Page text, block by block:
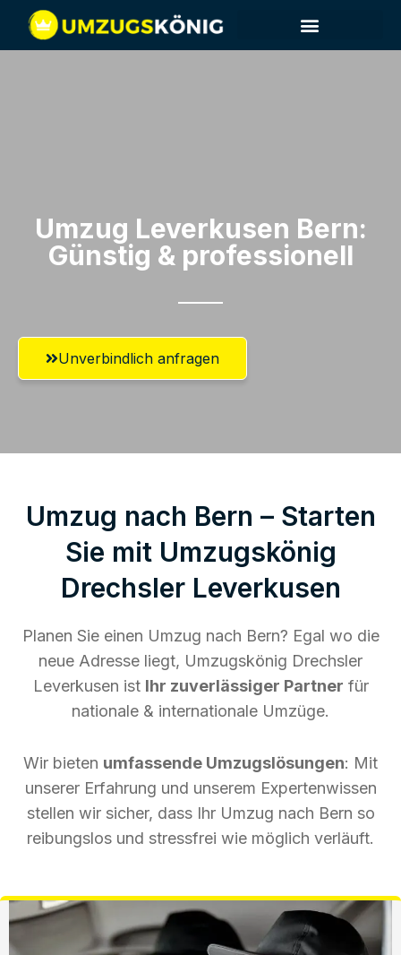
Umzug Leverkusen​ Bern:
Günstig & professionell​
Unverbindlich anfragen
Umzug nach Bern – Starten
Sie mit Umzugskönig
Drechsler Leverkusen
Planen Sie einen Umzug nach Bern? Egal wo die
neue Adresse liegt, Umzugskönig Drechsler
Leverkusen ist Ihr zuverlässiger Partner für
nationale & internationale Umzüge.
Wir bieten umfassende Umzugslösungen: Mit
unserer Erfahrung und unserem Expertenwissen
stellen wir sicher, dass Ihr Umzug nach Bern so
reibungslos und stressfrei wie möglich verläuft.